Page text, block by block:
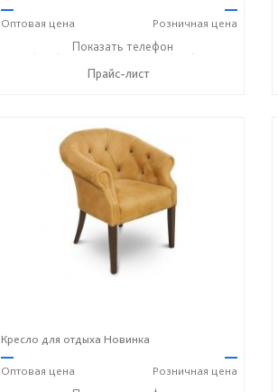
—
Оптовая цена
—
Розничная цена
+7 (989) 269-73-94 ☎+7 (918) 316-91-77
Показать телефон
Прайс-лист
Кресло для отдыха Новинка
—
Оптовая цена
—
Розничная цена